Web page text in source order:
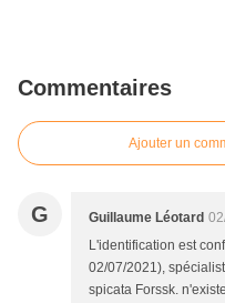
Commentaires
Ajouter un
G Guillaume Léotard
L'identification est
02/07/2021),
spicata Forssk.